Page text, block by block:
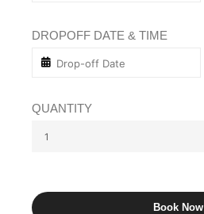
DROPOFF DATE & TIME
QUANTITY
Book Now